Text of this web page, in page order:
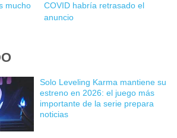
mucho
COVID habría retrasado el
anuncio
Solo Leveling Karma mantiene su
estreno en 2026: el juego más
importante de la serie prepara
noticias